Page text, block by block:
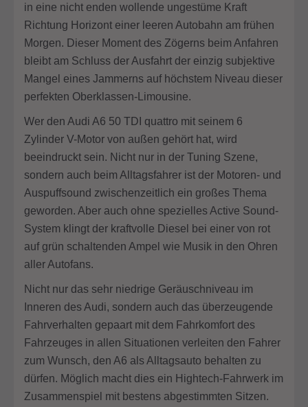
in eine nicht enden wollende ungestüme Kraft
Richtung Horizont einer leeren Autobahn am frühen
Morgen. Dieser Moment des Zögerns beim Anfahren
bleibt am Schluss der Ausfahrt der einzig subjektive
Mangel eines Jammerns auf höchstem Niveau dieser
perfekten Oberklassen-Limousine.
Wer den Audi A6 50 TDI quattro mit seinem 6
Zylinder V-Motor von außen gehört hat, wird
beeindruckt sein. Nicht nur in der Tuning Szene,
sondern auch beim Alltagsfahrer ist der Motoren- und
Auspuffsound zwischenzeitlich ein großes Thema
geworden. Aber auch ohne spezielles Active Sound-
System klingt der kraftvolle Diesel bei einer von rot
auf grün schaltenden Ampel wie Musik in den Ohren
aller Autofans.
Nicht nur das sehr niedrige Geräuschniveau im
Inneren des Audi, sondern auch das überzeugende
Fahrverhalten gepaart mit dem Fahrkomfort des
Fahrzeuges in allen Situationen verleiten den Fahrer
zum Wunsch, den A6 als Alltagsauto behalten zu
dürfen. Möglich macht dies ein Hightech-Fahrwerk im
Zusammenspiel mit bestens abgestimmten Sitzen.